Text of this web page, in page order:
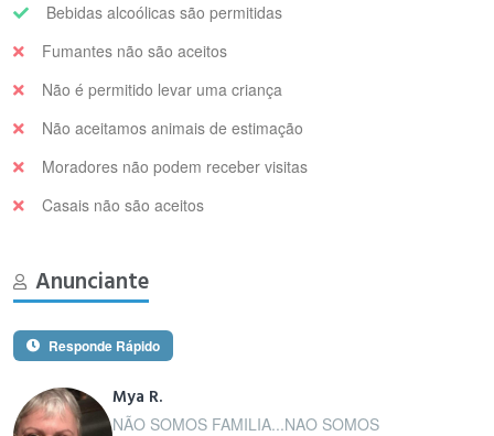
Bebidas alcoólicas são permitidas
Fumantes não são aceitos
Não é permitido levar uma criança
Não aceitamos animais de estimação
Moradores não podem receber visitas
Casais não são aceitos
Anunciante
Responde Rápido
Mya R.
NÃO SOMOS FAMILIA...NAO SOMOS